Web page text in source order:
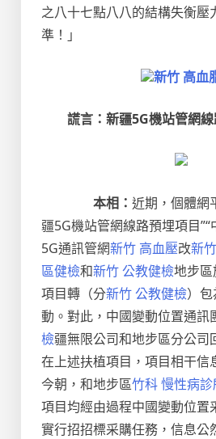
之八十七點八八的結構失衡壓
準！」
新竹 高血
謊言：新疆5G機站管網
本相： 近期，個體網
疆5G機站管網線路預埋項目
5G通訊管網新竹 高血壓改新
區健檢和新竹 公教健檢地步區
項目轉（分新竹 公教健檢）
動。對此，中國變動位置通訊
檢疆無限公司和地步區分公司
在上述扶植項目，項目相干信
今朝，和地步區竹科 慢性病診
項目均經由過程中國變動位置
實行招招標采購任務，信息公